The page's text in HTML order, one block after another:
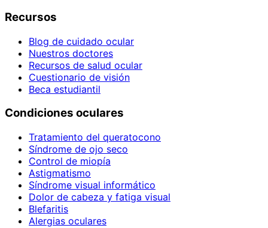
Recursos
Blog de cuidado ocular
Nuestros doctores
Recursos de salud ocular
Cuestionario de visión
Beca estudiantil
Condiciones oculares
Tratamiento del queratocono
Síndrome de ojo seco
Control de miopía
Astigmatismo
Síndrome visual informático
Dolor de cabeza y fatiga visual
Blefaritis
Alergias oculares